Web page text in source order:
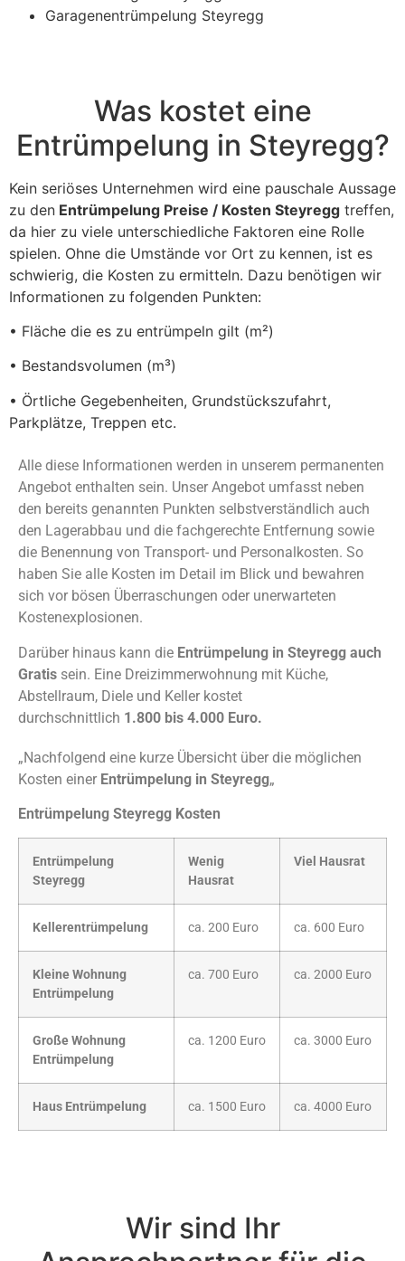
Garagenentrümpelung Steyregg
Was kostet eine
Entrümpelung in Steyregg?
Kein seriöses Unternehmen wird eine pauschale Aussage
zu den Entrümpelung Preise / Kosten Steyregg treffen,
da hier zu viele unterschiedliche Faktoren eine Rolle
spielen. Ohne die Umstände vor Ort zu kennen, ist es
schwierig, die Kosten zu ermitteln. Dazu benötigen wir
Informationen zu folgenden Punkten:
• Fläche die es zu entrümpeln gilt (m²)
• Bestandsvolumen (m³)
• Örtliche Gegebenheiten, Grundstückszufahrt,
Parkplätze, Treppen etc.
Alle diese Informationen werden in unserem permanenten
Angebot enthalten sein. Unser Angebot umfasst neben
den bereits genannten Punkten selbstverständlich auch
den Lagerabbau und die fachgerechte Entfernung sowie
die Benennung von Transport- und Personalkosten. So
haben Sie alle Kosten im Detail im Blick und bewahren
sich vor bösen Überraschungen oder unerwarteten
Kostenexplosionen.
Darüber hinaus kann die Entrümpelung in Steyregg auch
Gratis sein. Eine Dreizimmerwohnung mit Küche,
Abstellraum, Diele und Keller kostet
durchschnittlich 1.800 bis 4.000 Euro.
„Nachfolgend eine kurze Übersicht über die möglichen
Kosten einer Entrümpelung in Steyregg„
Entrümpelung Steyregg Kosten
Entrümpelung
Steyregg
Wenig
Hausrat
Viel Hausrat
Kellerentrümpelung ca. 200 Euro ca. 600 Euro
Kleine Wohnung
Entrümpelung
ca. 700 Euro ca. 2000 Euro
Große Wohnung
Entrümpelung
ca. 1200 Euro ca. 3000 Euro
Haus Entrümpelung ca. 1500 Euro ca. 4000 Euro
Wir sind Ihr